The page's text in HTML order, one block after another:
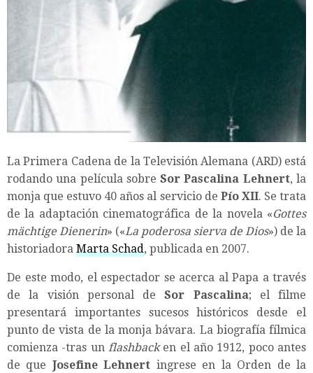
La Primera Cadena de la Televisión Alemana (ARD) está
rodando una película sobreSor Pascalina Lehnert, la
monja que estuvo 40 años al servicio de Pío XII. Se trata
de la adaptación cinematográfica de la novela «Gottes
mächtige Dienerin» («La poderosa sierva de Dios») de la
historiadora Marta Schad, publicada en 2007.
De este modo, el espectador se acerca al Papa a través
de la visión personal deSor Pascalina; el filme
presentará importantes sucesos históricos desde el
punto de vista de la monja bávara. La biografía fílmica
comienza ­-tras un flashback en el año 1912, poco antes
de que Josefine Lehnert ingrese en la Orden de la